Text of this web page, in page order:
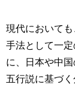
現代において
手法として一
に、日本や中
五行説に基づ